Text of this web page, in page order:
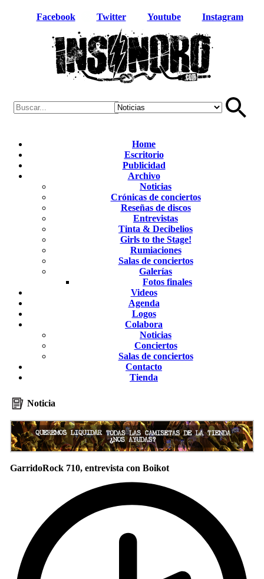
Facebook Twitter Youtube Instagram
Home
Escritorio
Publicidad
Archivo
Noticias
Crónicas de conciertos
Reseñas de discos
Entrevistas
Tinta & Decibelios
Girls to the Stage!
Rumiaciones
Salas de conciertos
Galerías
Fotos finales
Videos
Agenda
Logos
Colabora
Noticias
Conciertos
Salas de conciertos
Contacto
Tienda
Noticia
GarridoRock 710, entrevista con Boikot